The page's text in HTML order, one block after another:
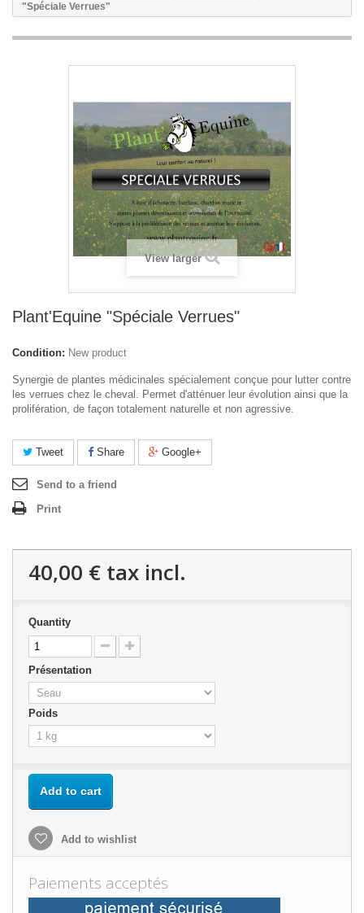
"Spéciale Verrues"
View larger
Plant'Equine "Spéciale Verrues"
Condition: New product
Synergie de plantes médicinales spécialement conçue pour lutter contre
les verrues chez le cheval. Permet d'atténuer leur évolution ainsi que la
prolifération, de façon totalement naturelle et non agressive.
Tweet Share Google+
Send to a friend
Print
40,00 € tax incl.
Quantity
Présentation
Poids
Add to cart
Add to wishlist
Paiements acceptés